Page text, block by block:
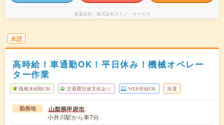
派遣会社 株式会社テクノ・サービス
未読
高時給！車通勤OK！平日休み！機械オペレー
ター作業
職種未経験OK 交通費別途支給あり WEB登録OK 派遣
勤務地 山梨県甲府市
小井川駅から車7分